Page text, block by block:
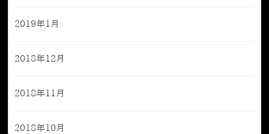
2019年1月
2018年12月
2018年11月
2018年10月